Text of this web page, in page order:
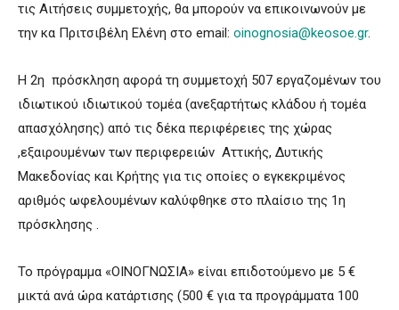
τις Αιτήσεις συμμετοχής, θα μπορούν να επικοινωνούν με
την κα Πριτσιβέλη Ελένη στο email: oinognosia@keosoe.gr.
Η 2η πρόσκληση αφορά τη συμμετοχή 507 εργαζομένων του
ιδιωτικού ιδιωτικού τομέα (ανεξαρτήτως κλάδου ή τομέα
απασχόλησης) από τις δέκα περιφέρειες της χώρας
,εξαιρουμένων των περιφερειών Αττικής, Δυτικής
Μακεδονίας και Κρήτης για τις οποίες ο εγκεκριμένος
αριθμός ωφελουμένων καλύφθηκε στο πλαίσιο της 1η
πρόσκλησης .
Το πρόγραμμα «ΟΙΝΟΓΝΩΣΙΑ» είναι επιδοτούμενο με 5 €
μικτά ανά ώρα κατάρτισης (500 € για τα προγράμματα 100